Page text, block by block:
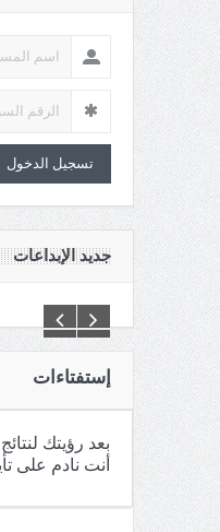
تسجيل الدخول
جديد الإبداعات
إستفتاءات
بعد رؤيتك
أنت نادم على